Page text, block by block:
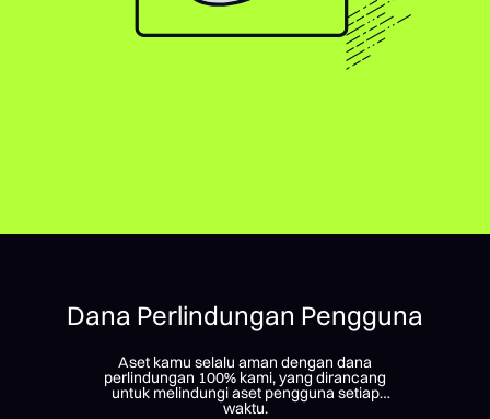
Dana Perlindungan Pengguna
Aset kamu selalu aman dengan dana
perlindungan 100% kami, yang dirancang
untuk melindungi aset pengguna setiap
waktu.